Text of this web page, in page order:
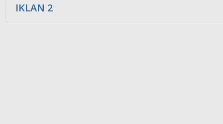
IKLAN 2